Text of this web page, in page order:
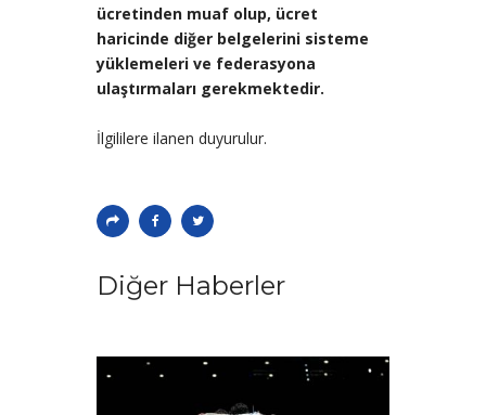
ücretinden muaf olup, ücret
haricinde diğer belgelerini sisteme
yüklemeleri ve federasyona
ulaştırmaları gerekmektedir.
İlgililere ilanen duyurulur.
Diğer Haberler